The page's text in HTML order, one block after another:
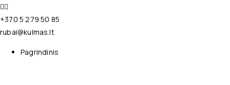
+370 5 279 50 85
rubai@kulmas.lt
Pagrindinis